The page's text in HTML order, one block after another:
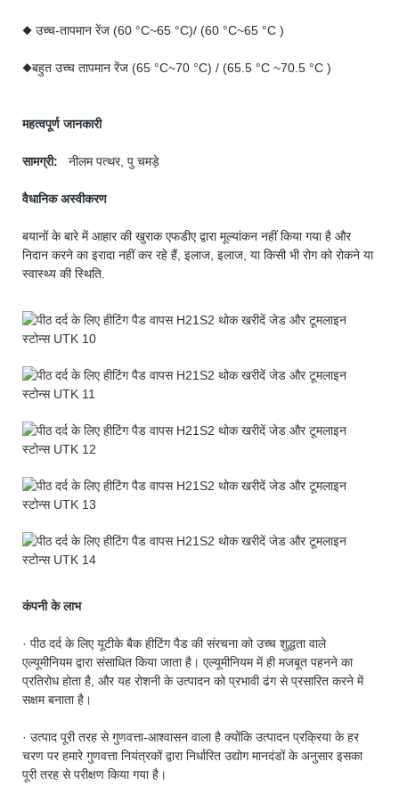
◆ उच्च-तापमान रेंज (60 °C~65 °C)/ (60 °C~65 °C )
◆बहुत उच्च तापमान रेंज (65 °C~70 °C) / (65.5 °C ~70.5 °C )
महत्वपूर्ण जानकारी
सामग्री: नीलम पत्थर, पु चमड़े
वैधानिक अस्वीकरण
बयानों के बारे में आहार की खुराक एफडीए द्वारा मूल्यांकन नहीं किया गया है और
निदान करने का इरादा नहीं कर रहे हैं, इलाज, इलाज, या किसी भी रोग को रोकने या
स्वास्थ्य की स्थिति.
कंपनी के लाभ
· पीठ दर्द के लिए यूटीके बैक हीटिंग पैड की संरचना को उच्च शुद्धता वाले
एल्यूमीनियम द्वारा संसाधित किया जाता है। एल्यूमीनियम में ही मजबूत पहनने का
प्रतिरोध होता है, और यह रोशनी के उत्पादन को प्रभावी ढंग से प्रसारित करने में
सक्षम बनाता है।
· उत्पाद पूरी तरह से गुणवत्ता-आश्वासन वाला है क्योंकि उत्पादन प्रक्रिया के हर
चरण पर हमारे गुणवत्ता नियंत्रकों द्वारा निर्धारित उद्योग मानदंडों के अनुसार इसका
पूरी तरह से परीक्षण किया गया है।